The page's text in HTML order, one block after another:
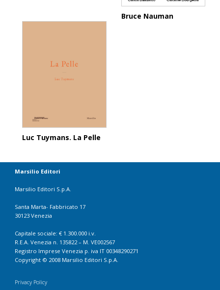
Bruce Nauman
Luc Tuymans. La Pelle
Marsilio Editori
Marsilio Editori S.p.A.
Santa Marta- Fabbricato 17
30123 Venezia
Capitale sociale: € 1.300.000 i.v.
R.E.A. Venezia n. 135822 – M. VE002567
Registro Imprese Venezia p. iva IT 00348290271
Copyright © 2008 Marsilio Editori S.p.A.
Privacy Policy